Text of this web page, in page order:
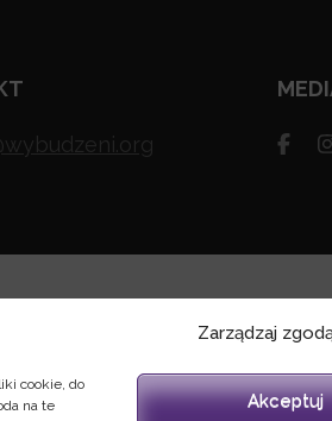
Zarządzaj
cookie, do
na te
Akceptuj